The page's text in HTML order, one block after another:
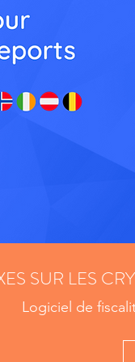
SUR LES
Logiciel de